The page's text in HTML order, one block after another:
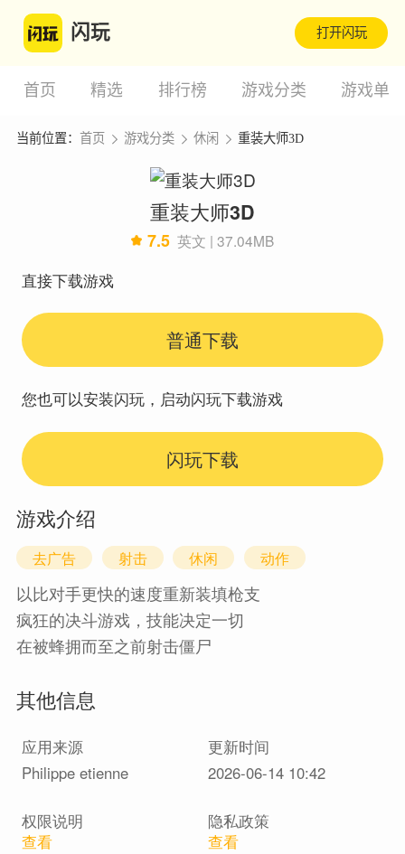
闪玩 打开闪玩
首页 精选 排行榜 游戏分类 游戏单
当前位置： 首页 游戏分类 休闲 重装大师3D
重装大师3D
7.5 英文 | 37.04MB
直接下载游戏
普通下载
您也可以安装闪玩，启动闪玩下载游戏
闪玩下载
游戏介绍
去广告 射击 休闲 动作
以比对手更快的速度重新装填枪支
疯狂的决斗游戏，技能决定一切
在被蜂拥而至之前射击僵尸
其他信息
应用来源
更新时间
Philippe etienne
2026-06-14 10:42
权限说明
查看
隐私政策
查看